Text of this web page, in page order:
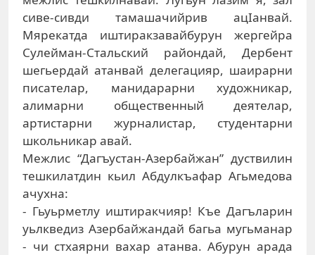
сиве-сивди тамашачийрив ацIанвай.
Мярекатда иштиракзавайбурун жергейра
Сулейман-Стальский райондай, Дербент
шегьердай атанвай делегацияр, шаирарни
писателар, манидарарни художникар,
алимарни общественный деятелар,
артистарни журналистар, студентарни
школьникар авай.
Межлис “Дагъустан-Азербайжан” дуствилин
тешкилатдин кьил Абдулкъафар Агьмедова
ачухна:
- Гьуьрметлу иштиракчияр! Къе Дагъларин
уьлкведиз Азербайжандай багьа мугьманар
- чи стхаярни вахар атанва. Абурун арада